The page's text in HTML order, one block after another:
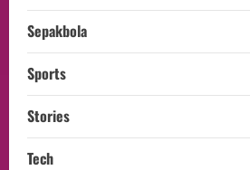
Sepakbola
Sports
Stories
Tech